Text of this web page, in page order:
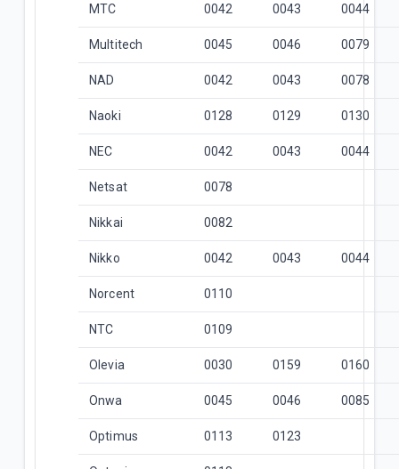
MTC 0042 0043 0044
Multitech 0045 0046 0079
NAD 0042 0043 0078
Naoki 0128 0129 0130
NEC 0042 0043 0044
Netsat 0078
Nikkai 0082
Nikko 0042 0043 0044
Norcent 0110
NTC 0109
Olevia 0030 0159 0160
Onwa 0045 0046 0085
Optimus 0113 0123